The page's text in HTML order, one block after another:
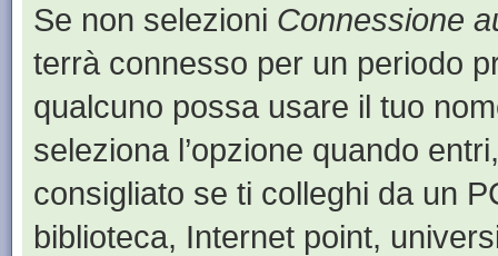
Se non selezioni Connessione
terrà connesso per un periodo
qualcuno possa usare il tuo
seleziona l’opzione quando
consigliato se ti colleghi da un
biblioteca, Internet point,